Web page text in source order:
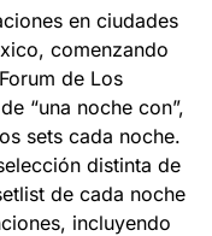
en ciudades
comenzando
de Los
“una noche con”,
sets cada noche.
distinta de
de cada noche
incluyendo